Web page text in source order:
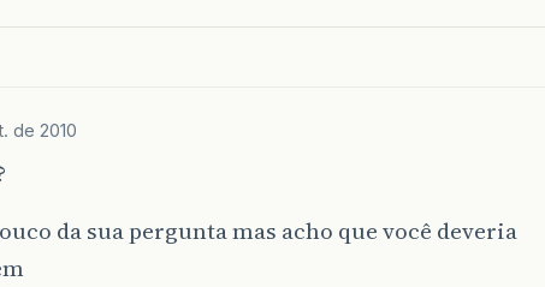
de 2010
da sua pergunta mas acho que você deveria